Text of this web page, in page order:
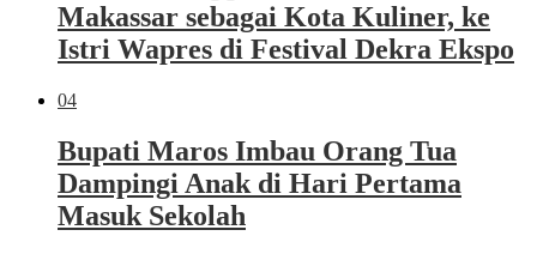
Makassar sebagai Kota Kuliner, ke
Istri Wapres di Festival Dekra Ekspo
04
Bupati Maros Imbau Orang Tua
Dampingi Anak di Hari Pertama
Masuk Sekolah